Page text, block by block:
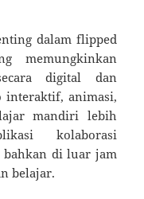
dalam flipped
memungkinkan
digital dan
interaktif, animasi,
mandiri lebih
kolaborasi
di luar jam
belajar.